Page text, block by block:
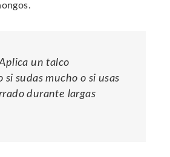
un talco
sudas mucho o si usas
durante largas